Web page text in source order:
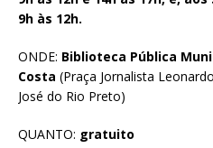
9h às 12h.
ONDE: Biblioteca Pública
Costa (Praça Jornalista
José do Rio Preto)
QUANTO: gratuito